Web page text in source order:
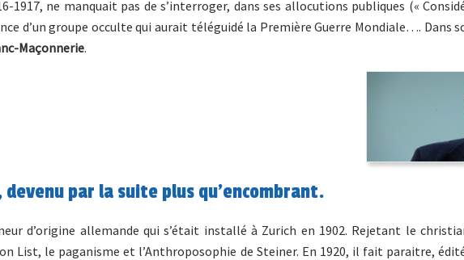
1917, ne manquait pas de s’interroger, dans ses allocutions publiques («
d’un groupe occulte qui aurait téléguidé la Première Guerre Mondiale…. Dans
Maçonnerie.
devenu par la suite plus qu’encombrant.
d’origine allemande qui s’était installé à Zurich en 1902. Rejetant le
List, le paganisme et l’Anthroposophie de Steiner. En 1920, il fait paraitre,